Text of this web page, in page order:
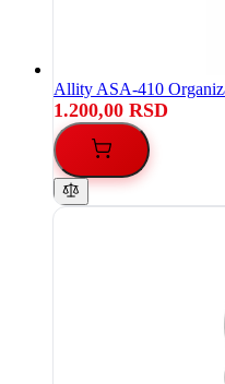
Allity ASA-410
1.200,00 RSD